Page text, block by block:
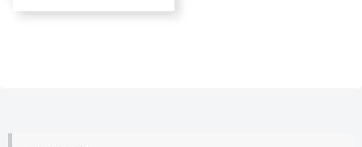
系・引き算の洗浄ロジ